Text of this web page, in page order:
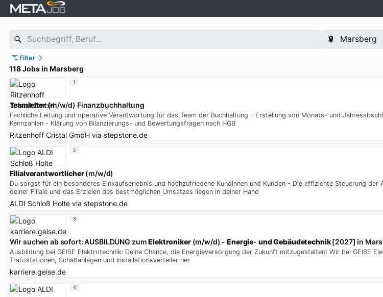
Filter
118 Jobs in Marsberg
Teamleiter(m/w/d) Finanzbuchhaltung
Fachliche Leitung und operative Verantwortung für das Team der Buchhaltung - Erstellung von Monats- und
Kennzahlen - Klärung von Bilanzierungs- und Bewertungsfragen nach HGB
Ritzenhoff Cristal GmbHvia stepstone.de
1
Filialverantwortlicher(m/w/d)
Du sorgst für ein besonderes Einkaufserlebnis und hochzufriedene Kundinnen und Kunden - Die effiziente Steuerung
deiner Filiale und das Erzielen des bestmöglichen Umsatzes liegen in deiner Hand
ALDI Schloß Holtevia stepstone.de
2
Wir suchen ab sofort: AUSBILDUNG zumElektroniker(m/w/d) -Energie- undGebäudetechnik[2027] in
Ausbildung bei GEISE Elektrotechnik: Deine Chance, die Energieversorgung der Zukunft mitzugestalten! Wir bei GEISE
Trafostationen, Schaltanlagen und Installationsverteiler her
karriere.geise.de
3
4